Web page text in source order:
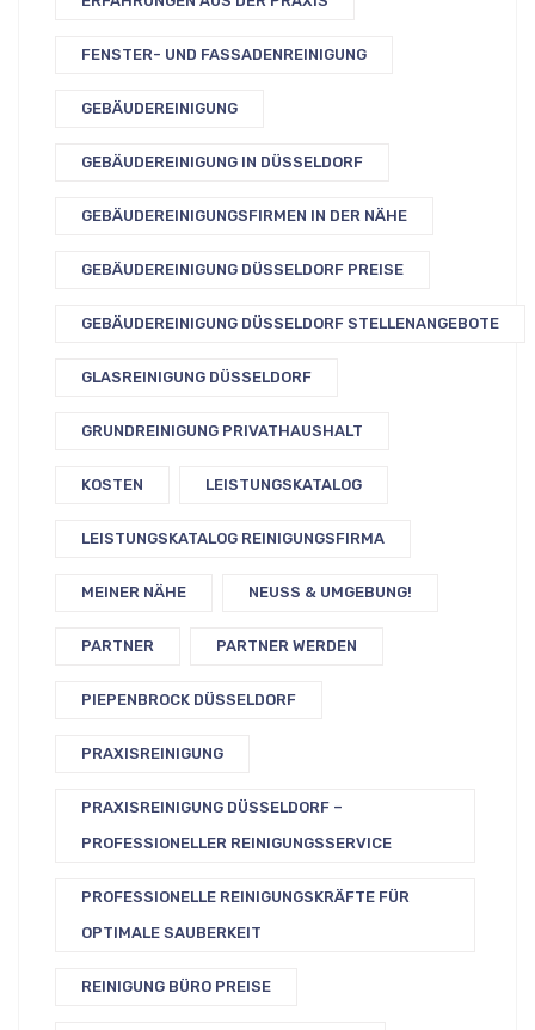
FENSTER- UND FASSADENREINIGUNG
GEBÄUDEREINIGUNG
GEBÄUDEREINIGUNG IN DÜSSELDORF
GEBÄUDEREINIGUNGSFIRMEN IN DER NÄHE
GEBÄUDEREINIGUNG DÜSSELDORF PREISE
GEBÄUDEREINIGUNG DÜSSELDORF STELLENANGEBOTE
GLASREINIGUNG DÜSSELDORF
GRUNDREINIGUNG PRIVATHAUSHALT
KOSTEN LEISTUNGSKATALOG
LEISTUNGSKATALOG REINIGUNGSFIRMA
MEINER NÄHE NEUSS & UMGEBUNG!
PARTNER PARTNER WERDEN
PIEPENBROCK DÜSSELDORF
PRAXISREINIGUNG
PRAXISREINIGUNG DÜSSELDORF –
PROFESSIONELLER REINIGUNGSSERVICE
PROFESSIONELLE REINIGUNGSKRÄFTE FÜR
OPTIMALE SAUBERKEIT
REINIGUNG BÜRO PREISE